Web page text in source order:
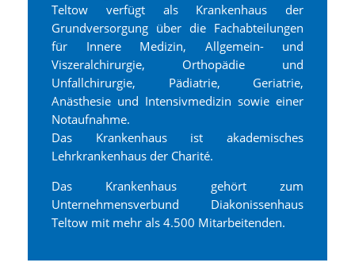
Teltow verfügt als Krankenhaus der
Grundversorgung über die Fachabteilungen
für Innere Medizin, Allgemein- und
Viszeralchirurgie, Orthopädie und
Unfallchirurgie, Pädiatrie, Geriatrie,
Anästhesie und Intensivmedizin sowie einer
Notaufnahme.
Das Krankenhaus ist akademisches
Lehrkrankenhaus der Charité.
Das Krankenhaus gehört zum
Unternehmensverbund Diakonissenhaus
Teltow mit mehr als 4.500 Mitarbeitenden.